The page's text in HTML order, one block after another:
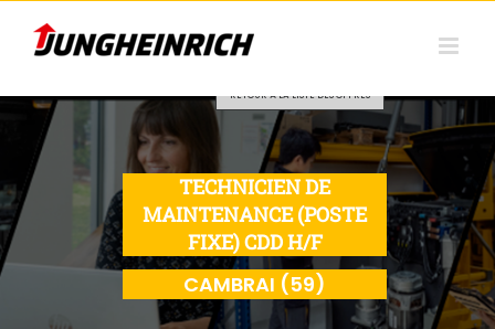
RETOUR À LA LISTE DES OFFRES
TECHNICIEN DE
MAINTENANCE (POSTE
FIXE) CDD H/F
CAMBRAI (59)